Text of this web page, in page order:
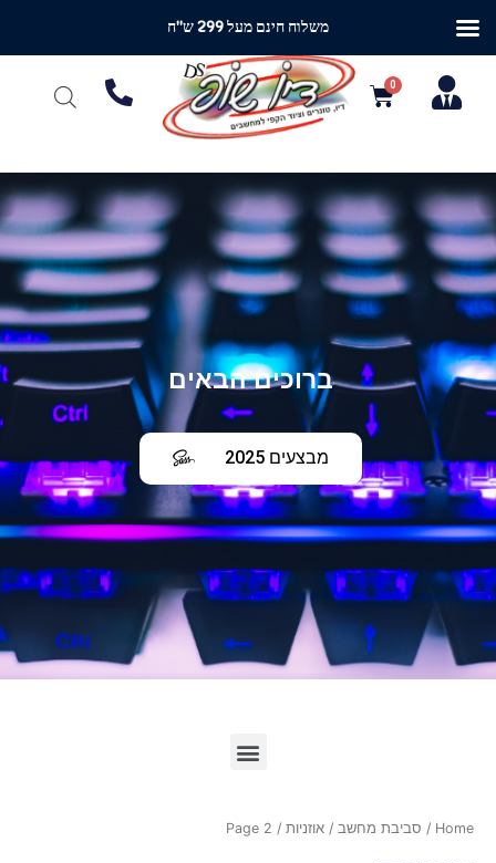
ברוכים הבאים
מבצעים 2025
Home
/ סביבת מחשב / אוזניות / Page 2
משלוח חינם מעל 299 ש"ח